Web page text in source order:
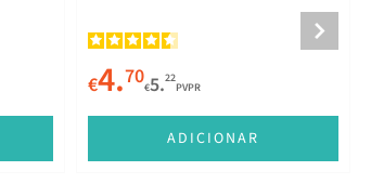
€4.70€5.22
PVPR
ADICIONAR